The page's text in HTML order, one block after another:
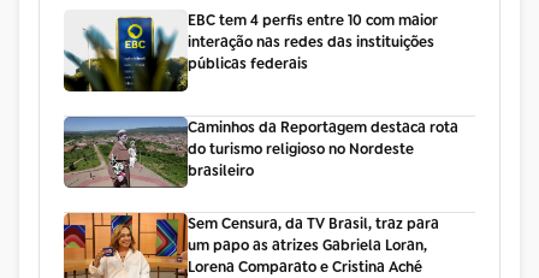
EBC tem 4 perfis entre 10 com maior
interação nas redes das instituições
públicas federais
Caminhos da Reportagem destaca rota
do turismo religioso no Nordeste
brasileiro
Sem Censura, da TV Brasil, traz para
um papo as atrizes Gabriela Loran,
Lorena Comparato e Cristina Aché